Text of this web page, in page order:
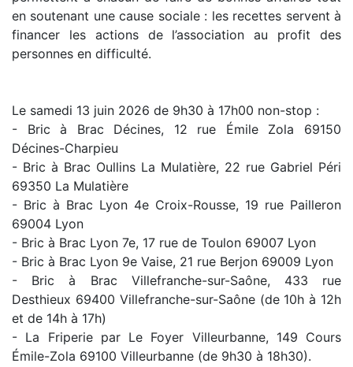
en soutenant une cause sociale : les recettes servent à
financer les actions de l’association au profit des
personnes en difficulté.
Le samedi 13 juin 2026 de 9h30 à 17h00 non-stop :
- Bric à Brac Décines, 12 rue Émile Zola 69150
Décines-Charpieu
- Bric à Brac Oullins La Mulatière, 22 rue Gabriel Péri
69350 La Mulatière
- Bric à Brac Lyon 4e Croix-Rousse, 19 rue Pailleron
69004 Lyon
- Bric à Brac Lyon 7e, 17 rue de Toulon 69007 Lyon
- Bric à Brac Lyon 9e Vaise, 21 rue Berjon 69009 Lyon
- Bric à Brac Villefranche-sur-Saône, 433 rue
Desthieux 69400 Villefranche-sur-Saône (de 10h à 12h
et de 14h à 17h)
- La Friperie par Le Foyer Villeurbanne, 149 Cours
Émile-Zola 69100 Villeurbanne (de 9h30 à 18h30).